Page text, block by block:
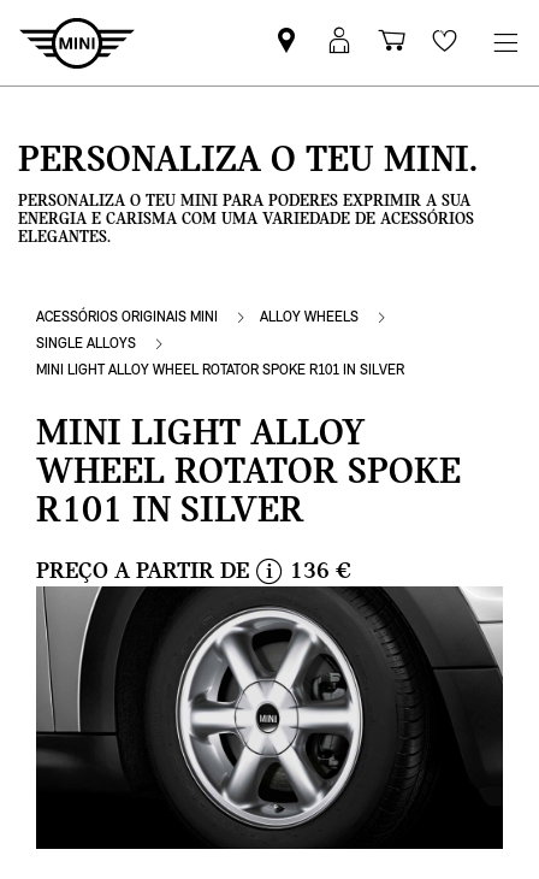
Pesquisar
parceiro
Iniciar
sessão
Carrinho
de
Wishlist
PERSONALIZA O TEU MINI.
PERSONALIZA O TEU MINI PARA PODERES EXPRIMIR A SUA
ENERGIA E CARISMA COM UMA VARIEDADE DE ACESSÓRIOS
ELEGANTES.
ACESSÓRIOS ORIGINAIS MINI
ALLOY WHEELS
SINGLE ALLOYS
MINI LIGHT ALLOY WHEEL ROTATOR SPOKE R101 IN SILVER
MINI LIGHT ALLOY
WHEEL ROTATOR SPOKE
R101 IN SILVER
PREÇO A PARTIR DE
i
n
f
o
136 €